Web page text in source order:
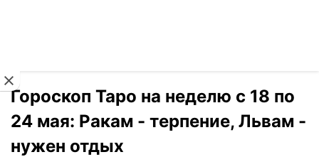
Гороскоп Таро на неделю с 18 по
24 мая: Ракам - терпение, Львам -
нужен отдых